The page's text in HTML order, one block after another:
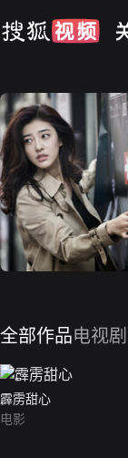
全部作品电视剧
霹雳甜心
电影